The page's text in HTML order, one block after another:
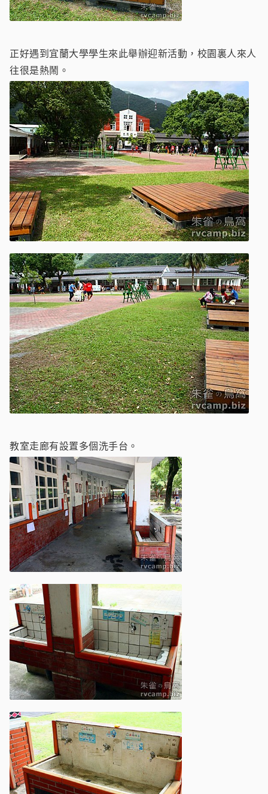
正好遇到宜蘭大學學生來此舉辦迎新活動，校園裏人來人
往很是熱鬧。
教室走廊有設置多個洗手台。